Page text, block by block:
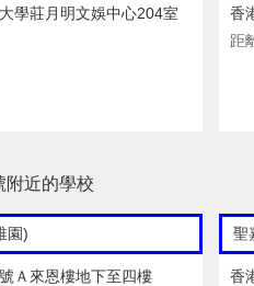
學莊月明文娛中心204室
香
距
附近的學校
園)
Ａ來恩樓地下至四樓
聖
香